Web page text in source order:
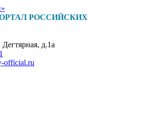
РОССИЙСКИХ
д.1а
official.ru